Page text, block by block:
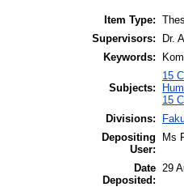
Item Type:
Supervisors:
Dr.
Keywords:
Subjects:
15
15
Divisions:
Depositing
User:
Ms
Date
Deposited:
29